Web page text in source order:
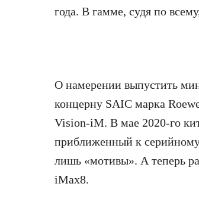
года. В гамме, судя по
О намерении выпустить
концерну SAIC марка
Vision-iM. В мае 2020-го
приближенный к серийному
лишь «мотивы». А теперь
iMax8.